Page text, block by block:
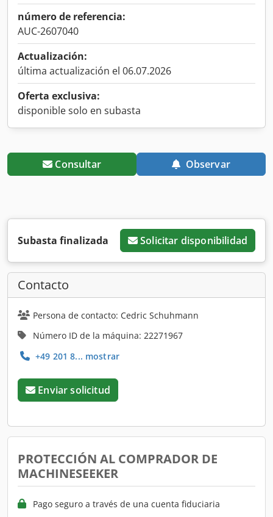
número de referencia:
AUC-2607040
Actualización:
última actualización el 06.07.2026
Oferta exclusiva:
disponible solo en subasta
Consultar Observar
Subasta finalizada Solicitar disponibilidad
Contacto
Persona de contacto: Cedric Schuhmann
Número ID de la máquina: 22271967
+49 201 8... mostrar
Enviar solicitud
PROTECCIÓN AL COMPRADOR DE
MACHINESEEKER
Pago seguro a través de una cuenta fiduciaria